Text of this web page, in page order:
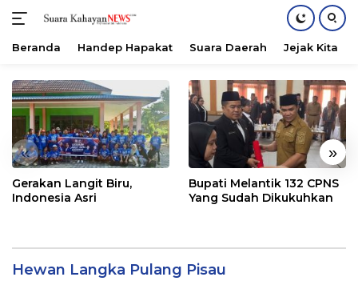
konten
Beranda Handep Hapakat Suara Daerah Jejak Kita
« »
Gerakan Langit Biru,
Indonesia Asri
Bupati Melantik 132 CPNS
Yang Sudah Dikukuhkan
Hewan Langka Pulang Pisau